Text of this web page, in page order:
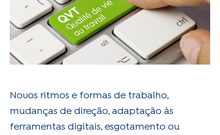
Novos ritmos e formas de trabalho,
mudanças de direção, adaptação às
ferramentas digitais, esgotamento ou